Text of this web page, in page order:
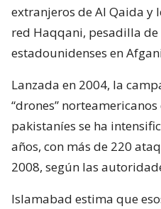
extranjeros de Al Qaida y
red Haqqani, pesadilla
estadounidenses en
Lanzada en 2004, la
“drones”
pakistaníes se ha
años, con más de 220
2008, según las
Islamabad estima que